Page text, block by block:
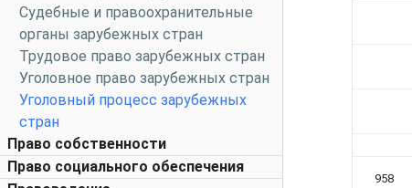
Судебные и правоохранительные
органы зарубежных стран
Трудовое право зарубежных стран
Уголовное право зарубежных стран
Уголовный процесс зарубежных
стран
Право собственности
Право социального обеспечения
958